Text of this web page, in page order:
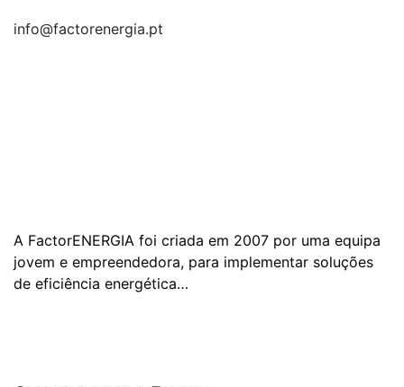
info@factorenergia.pt
A FactorENERGIA foi criada em 2007 por uma equipa
jovem e empreendedora, para implementar soluções
de eficiência energética…